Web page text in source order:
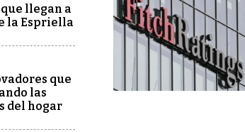
llegan a
la Espriella
que
las
del hogar